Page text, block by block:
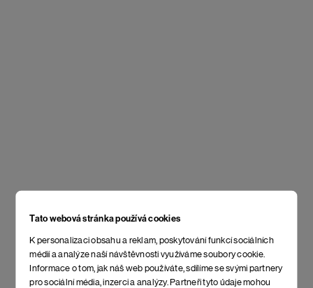
Tato webová stránka používá cookies
K personalizaci obsahu a reklam, poskytování funkcí sociálních
médií a analýze naší návštěvnosti využíváme soubory cookie.
Informace o tom, jak náš web používáte, sdílíme se svými partnery
pro sociální média, inzerci a analýzy. Partneři tyto údaje mohou